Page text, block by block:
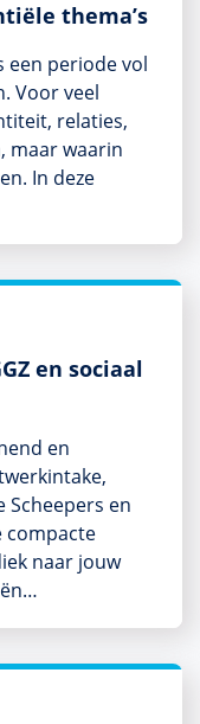
thema’s
een periode vol
Voor veel
relaties,
maar waarin
In deze
en sociaal
en
en
compacte
naar jouw